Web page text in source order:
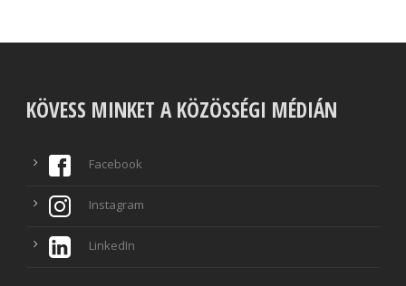
KÖVESS MINKET A KÖZÖSSÉGI MÉDIÁN
Facebook
Instagram
LinkedIn